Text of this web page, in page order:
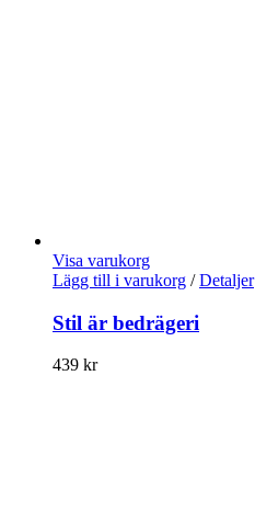
Visa varukorg
Lägg till i varukorg / Detaljer
Stil är bedrägeri
439 kr